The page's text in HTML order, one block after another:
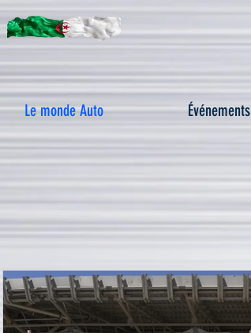
Le monde Auto Événements